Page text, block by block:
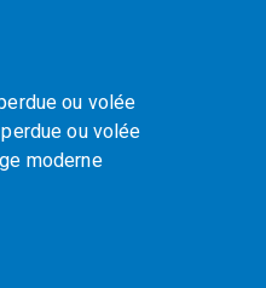
ou volée
ou volée
moderne